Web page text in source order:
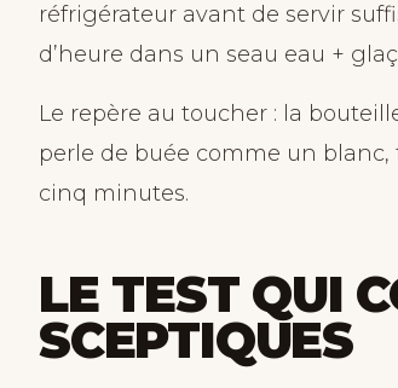
réfrigérateur avant de servir
d’heure dans un seau eau +
Le repère au toucher : la
perle de buée comme un
cinq minutes.
LE TEST QUI
SCEPTIQUES